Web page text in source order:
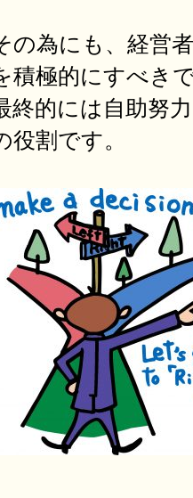
の為にも、経営
積極的にすべき
終的には自助努
役割です。